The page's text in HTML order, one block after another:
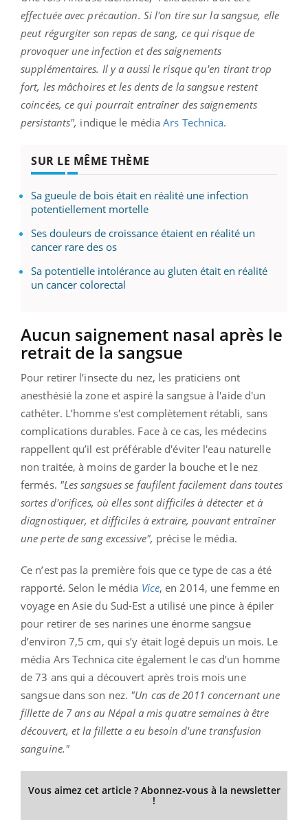
effectuée avec précaution. Si l'on tire sur la sangsue, elle
peut régurgiter son repas de sang, ce qui risque de
provoquer une infection et des saignements
supplémentaires. Il y a aussi le risque qu'en tirant trop
fort, les mâchoires et les dents de la sangsue restent
coincées, ce qui pourrait entraîner des saignements
persistants", indique le médiaArs Technica.
SUR LE MÊME THÈME
Sa gueule de bois était en réalité une infection
potentiellement mortelle
Ses douleurs de croissance étaient en réalité un
cancer rare des os
Sa potentielle intolérance au gluten était en réalité
un cancer colorectal
Aucun saignement nasal après le
retrait de la sangsue
Pour retirer l’insecte du nez, les praticiens ont
anesthésié la zone et aspiré la sangsue à l'aide d'un
cathéter. L’homme s'est complètement rétabli, sans
complications durables. Face à ce cas, les médecins
rappellent qu’il est préférable d'éviter l'eau naturelle
non traitée, à moins de garder la bouche et le nez
fermés. "Les sangsues se faufilent facilement dans toutes
sortes d'orifices, où elles sont difficiles à détecter et à
diagnostiquer, et difficiles à extraire, pouvant entraîner
une perte de sang excessive", précise le média.
Ce n’est pas la première fois que ce type de cas a été
rapporté. Selon le média Vice, en 2014, une femme en
voyage en Asie du Sud-Est a utilisé une pince à épiler
pour retirer de ses narines une énorme sangsue
d’environ 7,5 cm, qui s’y était logé depuis un mois. Le
média Ars Technica cite également le cas d’un homme
de 73 ans qui a découvert après trois mois une
sangsue dans son nez. "Un cas de 2011 concernant une
fillette de 7 ans au Népal a mis quatre semaines à être
découvert, et la fillette a eu besoin d'une transfusion
sanguine."
Vous aimez cet article ? Abonnez-vous à la newsletter
!